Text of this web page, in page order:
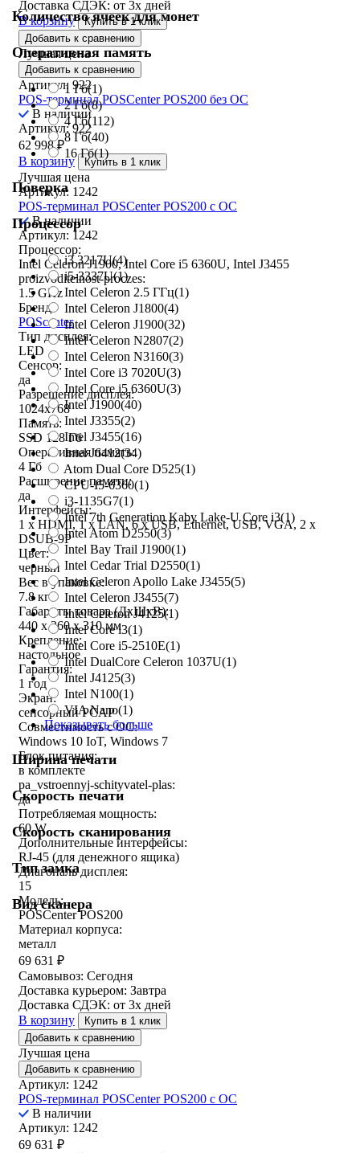
Количество ячеек для монет
Оперативная память
1 Гб(1)
2 Гб(8)
4 Гб(112)
8 Гб(40)
16 Гб(1)
Поверка
Процессор
i3 3217U(4)
i5-3337U(1)
Intel Celeron 2.5 ГГц(1)
Intel Celeron J1800(4)
Intel Celeron J1900(32)
Intel Celeron N2807(2)
Intel Celeron N3160(3)
Intel Core i3 7020U(3)
Intel Core i5 6360U(3)
Intel J1900(40)
Intel J3355(2)
Intel J3455(16)
Intel J6412(34)
Atom Dual Core D525(1)
CPU-I5-6360(1)
i3-1135G7(1)
Intel 7th Generation Kaby Lake-U Core i3(1)
Intel Atom D2550(3)
Intel Bay Trail J1900(1)
Intel Cedar Trial D2550(1)
Intel Celeron Apollo Lake J3455(5)
Intel Celeron J3455(7)
Intel Celeron J4125(1)
Intel Core i3(1)
Intel Core i5-2510E(1)
Intel DualCore Celeron 1037U(1)
Intel J4125(3)
Intel N100(1)
VIA Nano(1)
Показывать больше
Ширина печати
Скорость печати
Скорость сканирования
Тип замка
Вид сканера
Доставка СДЭК: от 3х дней
В корзину
Купить в 1 клик
Добавить к сравнению
Лучшая цена
Добавить к сравнению
Артикул: 922
POS-терминал POSCenter POS200 без ОС
В наличии
Артикул: 922
62 998₽
В корзину
Купить в 1 клик
Лучшая цена
Артикул: 1242
POS-терминал POSCenter POS200 с ОС
В наличии
Артикул: 1242
Процессор:
Intel Celeron J1900, Intel Core i5 6360U, Intel J3455
proizvoditelnost-proczes:
1.5 GHz
Бренд:
POScenter
Тип дисплея:
LED
Сенсор:
да
Разрешение дисплея:
1024x768
Память:
SSD 128 Гб
Оперативная память:
4 Гб
Расширение памяти:
да
Интерфейсы:
1 x HDMI, 1 x LAN, 6 x USB, Ethernet, USB, VGA, 2 х
DSUB-9P
Цвет:
черный
Вес в упаковке:
7.8 кг
Габариты товара (ДxШxВ):
440 х 360 х 310 мм
Крепление:
настольное
Гарантия:
1 год
Экран:
сенсорный PCAP
Совместимость с ОС:
Windows 10 IoT, Windows 7
Блок питания:
в комплекте
pa_vstroennyj-schityvatel-plas:
да
Потребляемая мощность:
60 W
Дополнительные интерфейсы:
RJ-45 (для денежного ящика)
Диагональ дисплея:
15
Модель:
POSCenter POS200
Материал корпуса:
металл
69 631 ₽
Самовывоз: Сегодня
Доставка курьером: Завтра
Доставка СДЭК: от 3х дней
В корзину
Купить в 1 клик
Добавить к сравнению
Лучшая цена
Добавить к сравнению
Артикул: 1242
POS-терминал POSCenter POS200 с ОС
В наличии
Артикул: 1242
69 631 ₽